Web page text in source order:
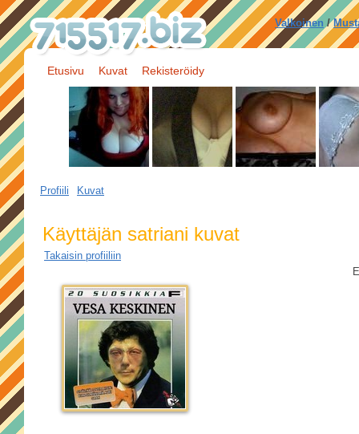
Valkoinen /
Etusivu Kuvat Rekisteröidy
Profiili Kuvat
Käyttäjän satriani kuvat
Takaisin profiiliin